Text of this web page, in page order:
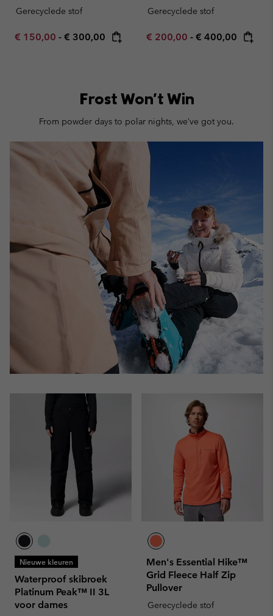
Gerecyclede stof
Minimum sale price:
€ 150,00 - Maximum price:
€ 300,00
Gerecyclede stof
Minimum sale price:
€ 200,00 - Maximum price:
€ 400,00
Frost Won't Win
From powder days to polar nights, we’ve got you.
Nieuwe kleuren
Waterproof skibroek
Platinum Peak™ II 3L
voor dames
Men's Essential Hike™
Grid Fleece Half Zip
Pullover
Gerecyclede stof